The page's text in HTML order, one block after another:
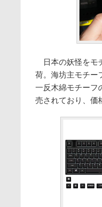
日本の妖怪をモ
荷。海坊主モチー
一反木綿モチーフ
売されており、価